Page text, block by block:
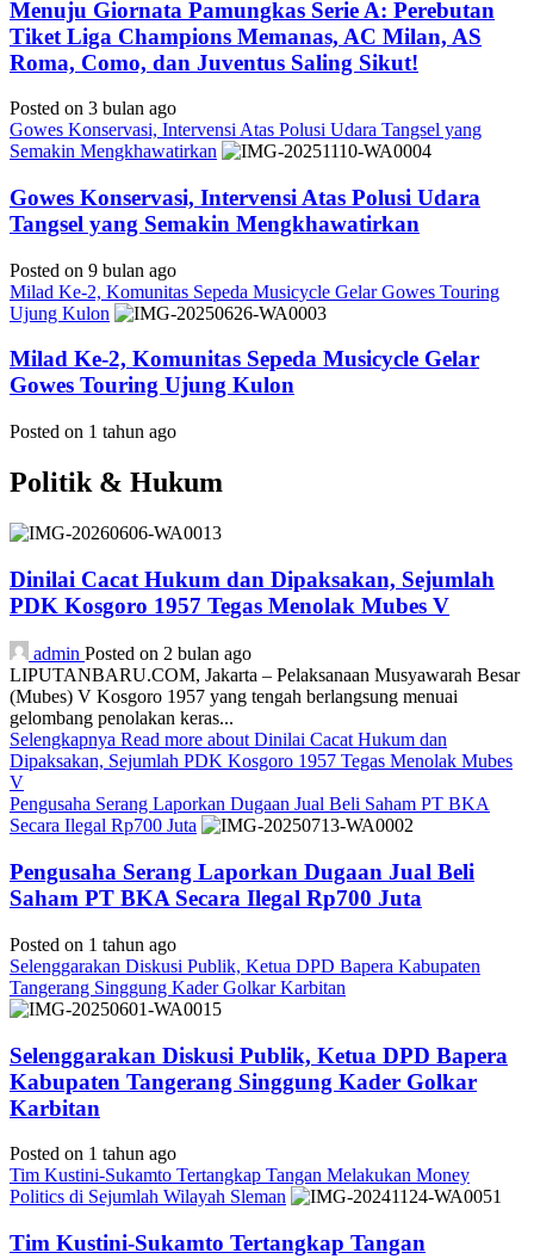
Menuju Giornata Pamungkas Serie A: Perebutan
Tiket Liga Champions Memanas, AC Milan, AS
Roma, Como, dan Juventus Saling Sikut!
Posted on 3 bulan ago
Gowes Konservasi, Intervensi Atas Polusi Udara Tangsel yang
Semakin Mengkhawatirkan
Gowes Konservasi, Intervensi Atas Polusi Udara
Tangsel yang Semakin Mengkhawatirkan
Posted on 9 bulan ago
Milad Ke-2, Komunitas Sepeda Musicycle Gelar Gowes Touring
Ujung Kulon
Milad Ke-2, Komunitas Sepeda Musicycle Gelar
Gowes Touring Ujung Kulon
Posted on 1 tahun ago
Politik & Hukum
Dinilai Cacat Hukum dan Dipaksakan, Sejumlah
PDK Kosgoro 1957 Tegas Menolak Mubes V
admin Posted on 2 bulan ago
LIPUTANBARU.COM, Jakarta – Pelaksanaan Musyawarah Besar
(Mubes) V Kosgoro 1957 yang tengah berlangsung menuai
gelombang penolakan keras...
Selengkapnya Read more about Dinilai Cacat Hukum dan
Dipaksakan, Sejumlah PDK Kosgoro 1957 Tegas Menolak Mubes
V
Pengusaha Serang Laporkan Dugaan Jual Beli Saham PT BKA
Secara Ilegal Rp700 Juta
Pengusaha Serang Laporkan Dugaan Jual Beli
Saham PT BKA Secara Ilegal Rp700 Juta
Posted on 1 tahun ago
Selenggarakan Diskusi Publik, Ketua DPD Bapera Kabupaten
Tangerang Singgung Kader Golkar Karbitan
Selenggarakan Diskusi Publik, Ketua DPD Bapera
Kabupaten Tangerang Singgung Kader Golkar
Karbitan
Posted on 1 tahun ago
Tim Kustini-Sukamto Tertangkap Tangan Melakukan Money
Politics di Sejumlah Wilayah Sleman
Tim Kustini-Sukamto Tertangkap Tangan